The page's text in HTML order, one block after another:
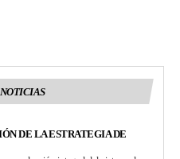
DE LA ESTRATEGIA DE